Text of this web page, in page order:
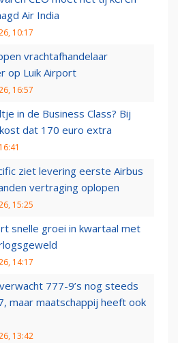
Air India
10:17
vrachtafhandelaar
op Luik Airport
16:57
in de Business Class? Bij
dat 170 euro extra
ziet levering eerste Airbus
vertraging oplopen
15:25
snelle groei in kwartaal met
14:17
777-9’s nog steeds
maar maatschappij heeft ook
13:42